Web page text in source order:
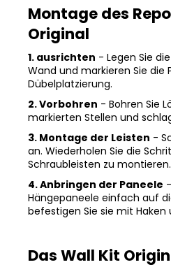
Montage des
Original
1. ausrichten - Legen Sie
Wand und markieren Sie die
Dübelplatzierung.
2. Vorbohren - Bohren Sie
markierten Stellen und
3. Montage der Leisten -
an. Wiederholen Sie die
Schraubleisten zu montieren.
4. Anbringen der Paneele
Hängepaneele einfach auf
befestigen Sie sie mit
Das Wall Kit